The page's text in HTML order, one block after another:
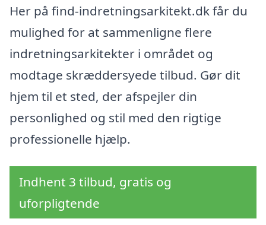
Her på find-indretningsarkitekt.dk får du
mulighed for at sammenligne flere
indretningsarkitekter i området og
modtage skræddersyede tilbud. Gør dit
hjem til et sted, der afspejler din
personlighed og stil med den rigtige
professionelle hjælp.
Indhent 3 tilbud, gratis og
uforpligtende